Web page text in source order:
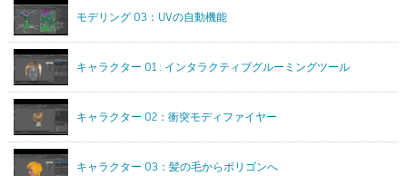
モデリング 03：UVの自動機能
キャラクター 01 : インタラクティブグルーミングツール
キャラクター 02：衝突モディファイヤー
キャラクター 03：髪の毛からポリゴンへ